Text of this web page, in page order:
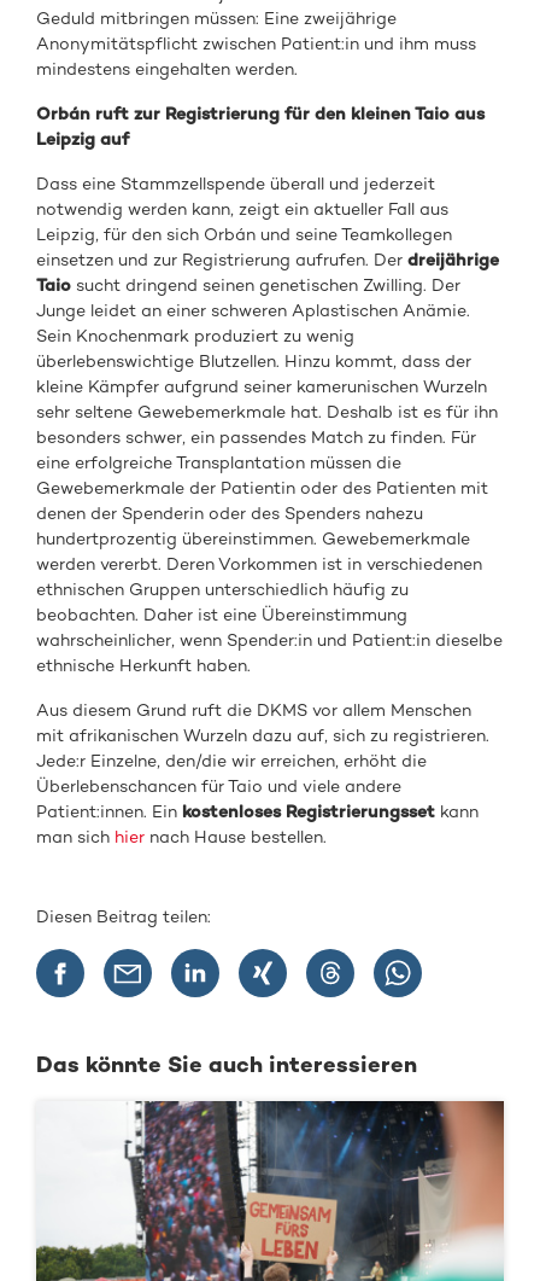
Geduld mitbringen müssen: Eine zweijährige
Anonymitätspflicht zwischen Patient:in und ihm muss
mindestens eingehalten werden.
Orbán ruft zur Registrierung für den kleinen Taio aus
Leipzig auf
Dass eine Stammzellspende überall und jederzeit
notwendig werden kann, zeigt ein aktueller Fall aus
Leipzig, für den sich Orbán und seine Teamkollegen
einsetzen und zur Registrierung aufrufen. Derdreijährige
Taio sucht dringend seinen genetischen Zwilling. Der
Junge leidet an einer schweren Aplastischen Anämie.
Sein Knochenmark produziert zu wenig
überlebenswichtige Blutzellen. Hinzu kommt, dass der
kleine Kämpfer aufgrund seiner kamerunischen Wurzeln
sehr seltene Gewebemerkmale hat. Deshalb ist es für ihn
besonders schwer, ein passendes Match zu finden. Für
eine erfolgreiche Transplantation müssen die
Gewebemerkmale der Patientin oder des Patienten mit
denen der Spenderin oder des Spenders nahezu
hundertprozentig übereinstimmen. Gewebemerkmale
werden vererbt. Deren Vorkommen ist in verschiedenen
ethnischen Gruppen unterschiedlich häufig zu
beobachten. Daher ist eine Übereinstimmung
wahrscheinlicher, wenn Spender:in und Patient:in dieselbe
ethnische Herkunft haben.
Aus diesem Grund ruft die DKMS vor allem Menschen
mit afrikanischen Wurzeln dazu auf, sich zu registrieren.
Jede:r Einzelne, den/die wir erreichen, erhöht die
Überlebenschancen für Taio und viele andere
Patient:innen. Ein kostenloses Registrierungsset kann
man sich hier nach Hause bestellen.
Diesen Beitrag teilen:
Das könnte Sie auch interessieren